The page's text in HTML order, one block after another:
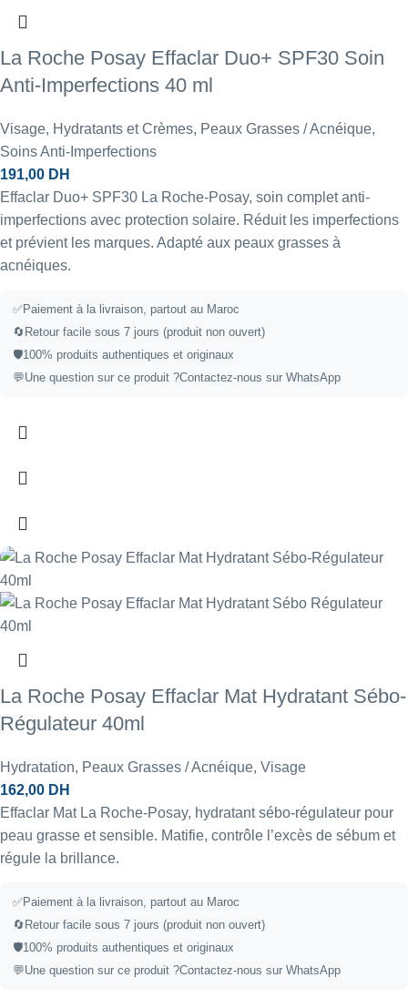
La Roche Posay Effaclar Duo+ SPF30 Soin
Anti-Imperfections 40 ml
Visage, Hydratants et Crèmes, Peaux Grasses / Acnéique,
Soins Anti-Imperfections
191,00 DH
Effaclar Duo+ SPF30 La Roche-Posay, soin complet anti-
imperfections avec protection solaire. Réduit les imperfections
et prévient les marques. Adapté aux peaux grasses à
acnéiques.
✅Paiement à la livraison, partout au Maroc
🔄Retour facile sous 7 jours (produit non ouvert)
🛡️100% produits authentiques et originaux
💬Une question sur ce produit ?Contactez-nous sur WhatsApp
La Roche Posay Effaclar Mat Hydratant Sébo-
Régulateur 40ml
Hydratation, Peaux Grasses / Acnéique, Visage
162,00 DH
Effaclar Mat La Roche-Posay, hydratant sébo-régulateur pour
peau grasse et sensible. Matifie, contrôle l’excès de sébum et
régule la brillance.
✅Paiement à la livraison, partout au Maroc
🔄Retour facile sous 7 jours (produit non ouvert)
🛡️100% produits authentiques et originaux
💬Une question sur ce produit ?Contactez-nous sur WhatsApp